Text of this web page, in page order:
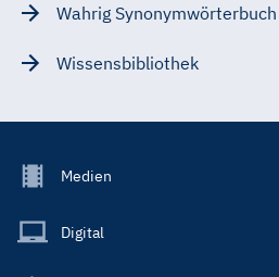
Wahrig Synonymwörterbuch
Wissensbibliothek
Footer
Main
Medien
Digital